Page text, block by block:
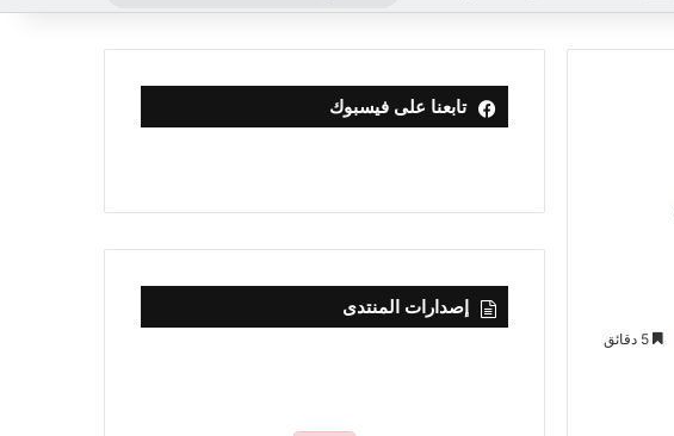
تابعنا على فيسبوك
إصدارات المنتدى